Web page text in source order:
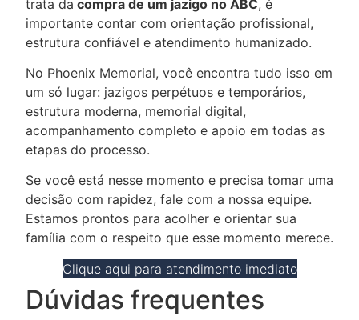
trata da compra de um jazigo no ABC, é
importante contar com orientação profissional,
estrutura confiável e atendimento humanizado.
No Phoenix Memorial, você encontra tudo isso em
um só lugar: jazigos perpétuos e temporários,
estrutura moderna, memorial digital,
acompanhamento completo e apoio em todas as
etapas do processo.
Se você está nesse momento e precisa tomar uma
decisão com rapidez, fale com a nossa equipe.
Estamos prontos para acolher e orientar sua
família com o respeito que esse momento merece.
Clique aqui para atendimento imediato
Dúvidas frequentes